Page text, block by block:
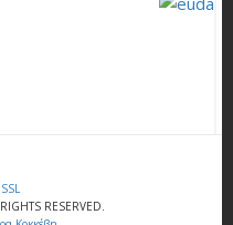
RESERVED.